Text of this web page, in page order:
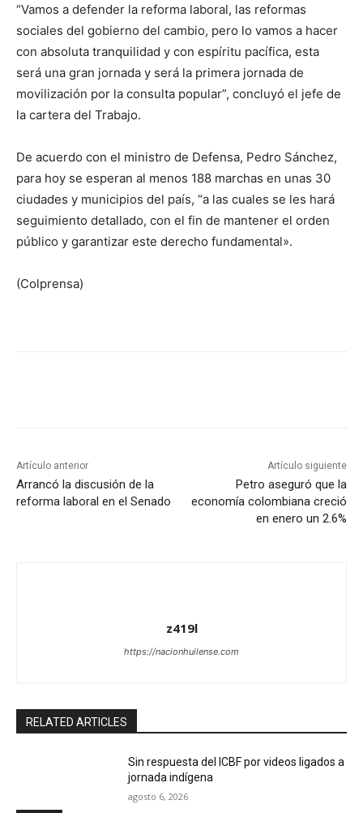
“Vamos a defender la reforma laboral, las reformas
sociales del gobierno del cambio, pero lo vamos a hacer
con absoluta tranquilidad y con espíritu pacífica, esta
será una gran jornada y será la primera jornada de
movilización por la consulta popular”, concluyó el jefe de
la cartera del Trabajo.
De acuerdo con el ministro de Defensa, Pedro Sánchez,
para hoy se esperan al menos 188 marchas en unas 30
ciudades y municipios del país, “a las cuales se les hará
seguimiento detallado, con el fin de mantener el orden
público y garantizar este derecho fundamental».
(Colprensa)
Artículo anterior
Arrancó la discusión de la
reforma laboral en el Senado
Artículo siguiente
Petro aseguró que la
economía colombiana creció
en enero un 2.6%
z419l
https://nacionhuilense.com
RELATED ARTICLES
Sin respuesta del ICBF por videos ligados a
jornada indígena
agosto 6, 2026